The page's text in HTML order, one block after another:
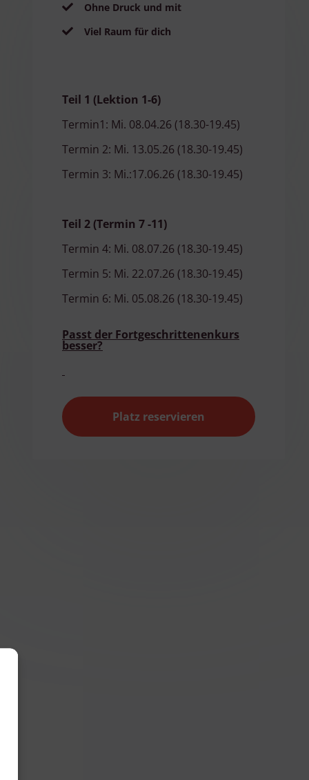
Ohne Druck und mit
Viel Raum für dich
Teil 1 (Lektion 1-6)
Termin1: Mi. 08.04.26 (18.30-19.45)
Termin 2: Mi. 13.05.26 (18.30-19.45)
Termin 3: Mi.:17.06.26 (18.30-19.45)
Teil 2 (Termin 7 -11)
Termin 4: Mi. 08.07.26 (18.30-19.45)
Termin 5: Mi. 22.07.26 (18.30-19.45)
Termin 6: Mi. 05.08.26 (18.30-19.45)
Passt der Fortgeschrittenenkurs
besser?
Platz reservieren